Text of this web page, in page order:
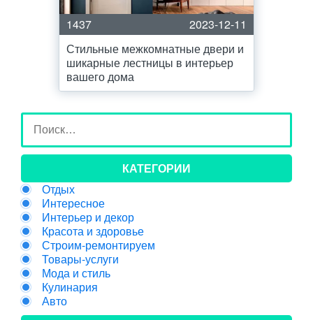
1437
2023-12-11
Стильные межкомнатные двери и
шикарные лестницы в интерьер
вашего дома
КАТЕГОРИИ
Отдых
Интересное
Интерьер и декор
Красота и здоровье
Строим-ремонтируем
Товары-услуги
Мода и стиль
Кулинария
Авто